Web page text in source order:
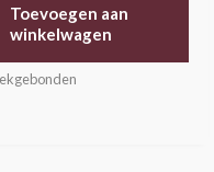
Toevoegen aan
winkelwagen